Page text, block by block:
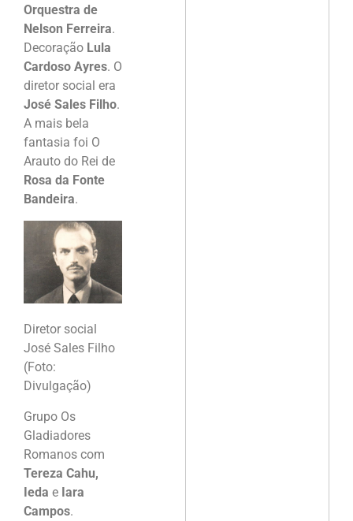
Orquestra de
Nelson Ferreira.
Decoração Lula
Cardoso Ayres. O
diretor social era
José Sales Filho.
A mais bela
fantasia foi O
Arauto do Rei de
Rosa da Fonte
Bandeira.
Diretor social
José Sales Filho
(Foto:
Divulgação)
Grupo Os
Gladiadores
Romanos com
Tereza Cahu,
Ieda e Iara
Campos.